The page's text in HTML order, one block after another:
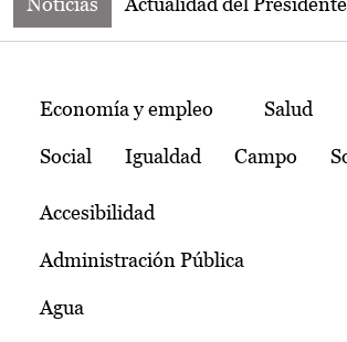
Temas
Economía y empleo Salud
Social Igualdad Campo
Accesibilidad
Administración Pública
Agua